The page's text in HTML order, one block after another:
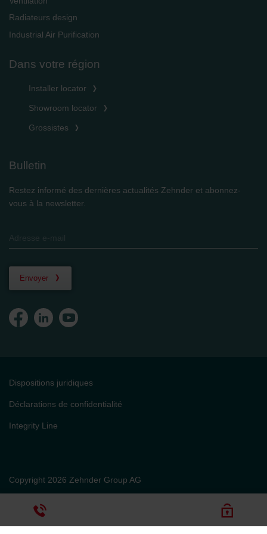
danych Zehnder
Zehnder Group UK Limited: Privacy Policy
Radiateurs design
Industrial Air Purification
Dans votre région
Installer locator
Showroom locator
Grossistes
Bulletin
Restez informé des dernières actualités Zehnder et abonnez-
vous à la newsletter.
Envoyer
Copyright 2026 Zehnder Group AG
Dispositions juridiques
Déclarations de confidentialité
Integrity Line